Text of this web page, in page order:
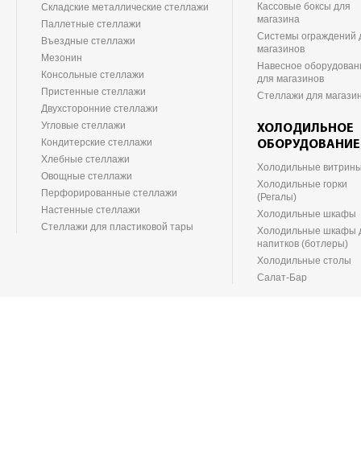
Складские металлические стеллажи
Паллетные стеллажи
Въездные стеллажи
Мезонин
Консольные стеллажи
Пристенные стеллажи
Двухсторонние стеллажи
Угловые стеллажи
Кондитерские стеллажи
Хлебные стеллажи
Овощные стеллажи
Перфорированные стеллажи
Настенные стеллажи
Стеллажи для пластиковой тары
Кассовые боксы для
магазина
Системы ограждений
магазинов
Навесное
для магазинов
Стеллажи для
ХОЛОДИЛЬНОЕ
ОБОРУДОВАНИЕ
Холодильные
Холодильные горки
(Регалы)
Холодильные шкафы
Холодильные шкафы
напитков (ботлеры)
Холодильные столы
Салат-Бар